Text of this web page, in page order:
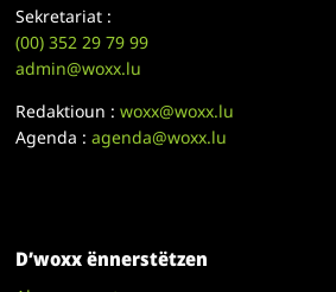
Sekretariat :
(00)352 29 79 99
admin@woxx.lu
Redaktioun :woxx@woxx.lu
Agenda :agenda@woxx.lu
D’woxx ënnerstëtzen